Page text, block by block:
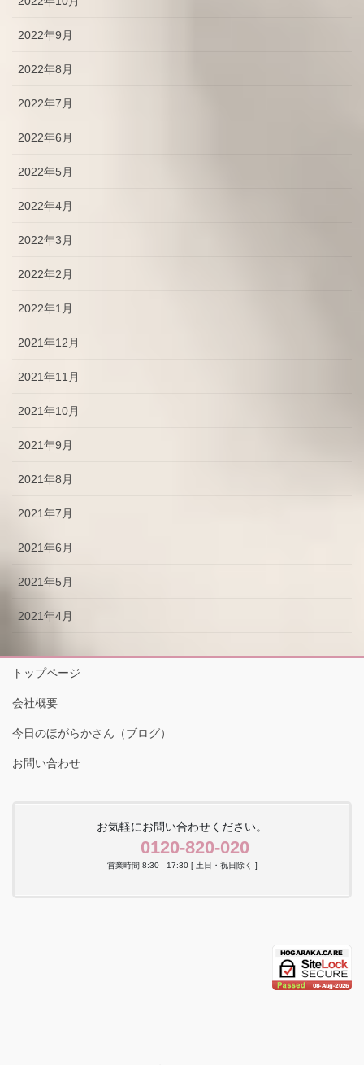
2022年9月
2022年8月
2022年7月
2022年6月
2022年5月
2022年4月
2022年3月
2022年2月
2022年1月
2021年12月
2021年11月
2021年10月
2021年9月
2021年8月
2021年7月
2021年6月
2021年5月
2021年4月
トップページ
会社概要
今日のほがらかさん（ブログ）
お問い合わせ
お気軽にお問い合わせください。
0120-820-020
営業時間 8:30 - 17:30 [ 土日・祝日除く ]